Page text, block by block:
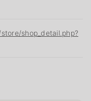
shop_detail.php?